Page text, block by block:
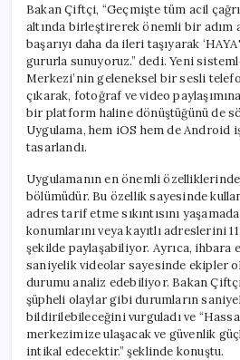
Bakan Çiftçi, “Geçmişte tüm acil çağrı
altında birleştirerek önemli bir adım
başarıyı daha da ileri taşıyarak
gururla sunuyoruz.” dedi. Yeni
Merkezi’nin geleneksel bir sesli
çıkarak, fotoğraf ve video
bir platform haline dönüştüğünü de
Uygulama, hem iOS hem de
tasarlandı.
Uygulamanın en önemli
bölümüdür. Bu özellik sayesinde
adres tarif etme sıkıntısını
konumlarını veya kayıtlı adreslerini
şekilde paylaşabiliyor. Ayrıca, ihbara
saniyelik videolar sayesinde ekipler
durumu analiz edebiliyor. Bakan
şüpheli olaylar gibi durumların
bildirilebileceğini vurguladı ve
merkezimize ulaşacak ve güvenlik
intikal edecektir.” şeklinde konuştu.